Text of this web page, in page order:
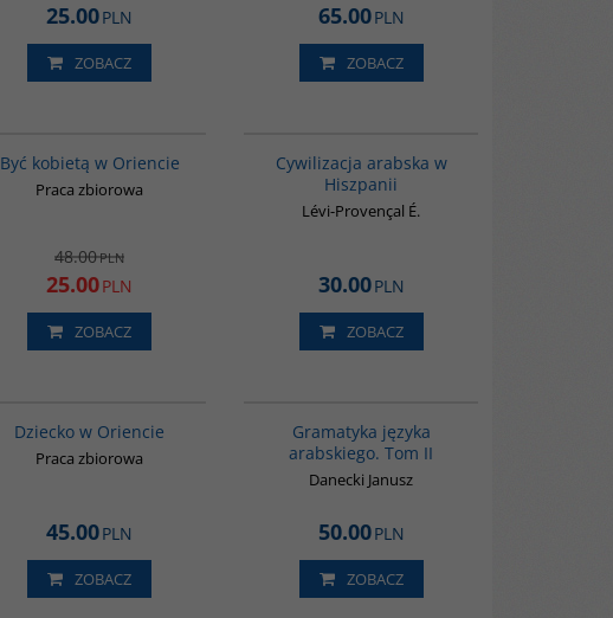
25.00PLN
ZOBACZ
65.00PLN
ZOBACZ
Być kobietą w Oriencie
Praca zbiorowa
48.00PLN
25.00PLN
ZOBACZ
Cywilizacja arabska w
Hiszpanii
Lévi-Provençal É.
30.00PLN
ZOBACZ
Dziecko w Oriencie
Praca zbiorowa
45.00PLN
ZOBACZ
Gramatyka języka
arabskiego. Tom II
Danecki Janusz
50.00PLN
ZOBACZ